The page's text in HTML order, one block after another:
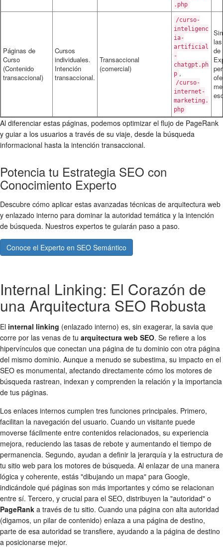
.php
Páginas de
Curso
(Contenido
transaccional)
Cursos
individuales.
Intención
transaccional.
Transaccional
(comercial)
/curso-
inteligenc
ia-
artificial
-
chatgpt.ph
p ,
/curso-
internet-
marketing.
php
de
Al diferenciar estas páginas, podemos optimizar el flujo de PageRank
y guiar a los usuarios a través de su viaje, desde la búsqueda
informacional hasta la intención transaccional.
Potencia tu Estrategia SEO con
Conocimiento Experto
Descubre cómo aplicar estas avanzadas técnicas de arquitectura web
y enlazado interno para dominar la autoridad temática y la intención
de búsqueda. Nuestros expertos te guiarán paso a paso.
Conoce el Experto en SEO Semántico
Internal Linking: El Corazón de
una Arquitectura SEO Robusta
El internal linking (enlazado interno) es, sin exagerar, la savia que
corre por las venas de tu arquitectura web SEO. Se refiere a los
hipervínculos que conectan una página de tu dominio con otra página
del mismo dominio. Aunque a menudo se subestima, su impacto en el
SEO es monumental, afectando directamente cómo los motores de
búsqueda rastrean, indexan y comprenden la relación y la importancia
de tus páginas.
Los enlaces internos cumplen tres funciones principales. Primero,
facilitan la navegación del usuario. Cuando un visitante puede
moverse fácilmente entre contenidos relacionados, su experiencia
mejora, reduciendo las tasas de rebote y aumentando el tiempo de
permanencia. Segundo, ayudan a definir la jerarquía y la estructura de
tu sitio web para los motores de búsqueda. Al enlazar de una manera
lógica y coherente, estás "dibujando un mapa" para Google,
indicándole qué páginas son más importantes y cómo se relacionan
entre sí. Tercero, y crucial para el SEO, distribuyen la "autoridad" o
PageRank a través de tu sitio. Cuando una página con alta autoridad
(digamos, un pilar de contenido) enlaza a una página de destino,
parte de esa autoridad se transfiere, ayudando a la página de destino
a posicionarse mejor.